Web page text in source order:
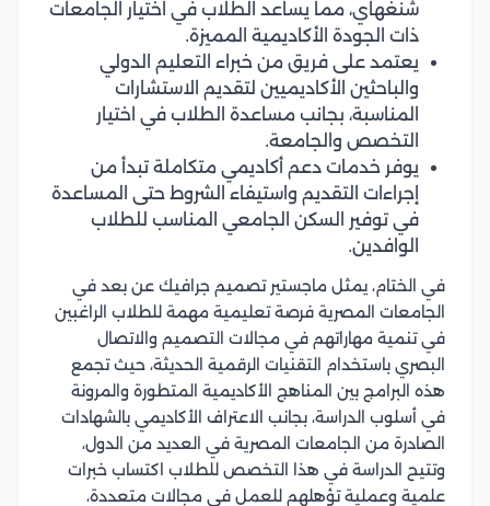
شنغهاي، مما يساعد الطلاب في اختيار الجامعات
ذات الجودة الأكاديمية المميزة.
يعتمد على فريق من خبراء التعليم الدولي
والباحثين الأكاديميين لتقديم الاستشارات
المناسبة، بجانب مساعدة الطلاب في اختيار
التخصص والجامعة.
يوفر خدمات دعم أكاديمي متكاملة تبدأ من
إجراءات التقديم واستيفاء الشروط حتى المساعدة
في توفير السكن الجامعي المناسب للطلاب
الوافدين.
في الختام، يمثل ماجستير تصميم جرافيك عن بعد في
الجامعات المصرية فرصة تعليمية مهمة للطلاب الراغبين
في تنمية مهاراتهم في مجالات التصميم والاتصال
البصري باستخدام التقنيات الرقمية الحديثة، حيث تجمع
هذه البرامج بين المناهج الأكاديمية المتطورة والمرونة
في أسلوب الدراسة، بجانب الاعتراف الأكاديمي بالشهادات
الصادرة من الجامعات المصرية في العديد من الدول،
وتتيح الدراسة في هذا التخصص للطلاب اكتساب خبرات
علمية وعملية تؤهلهم للعمل في مجالات متعددة،